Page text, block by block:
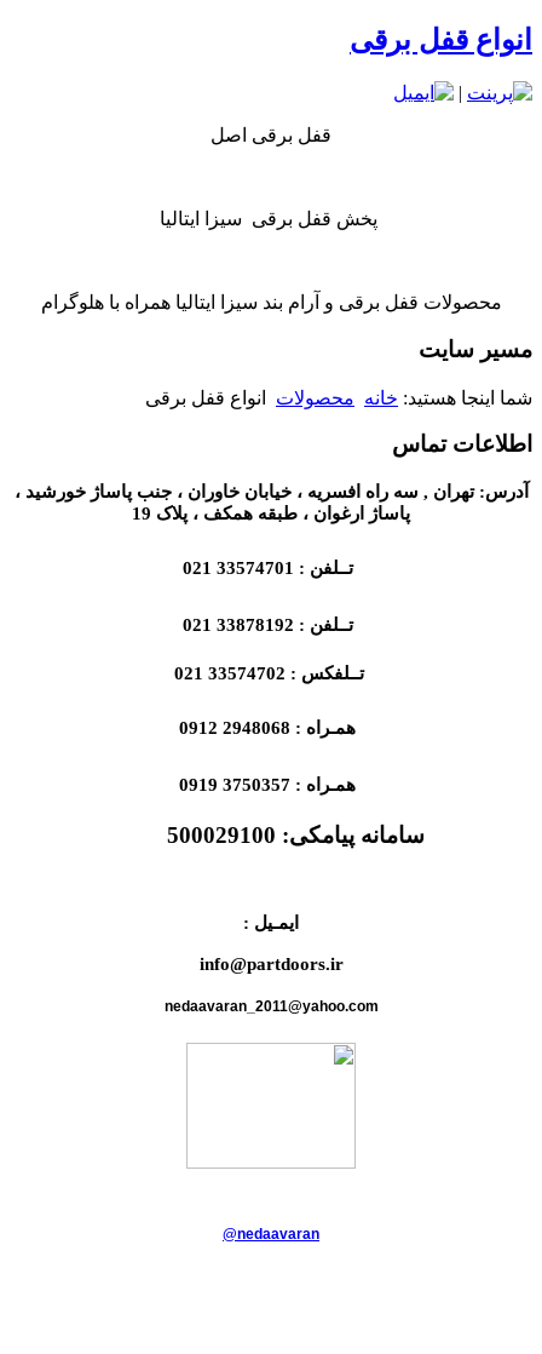
انواع قفل برقی
|
قفل برقی اصل
پخش قفل برقی سیزا ایتالیا
محصولات قفل برقی و آرام بند سیزا ایتالیا همراه با هلوگرام
مسیر سایت
شما اینجا هستید: خانه محصولات انواع قفل برقی
اطلاعات تماس
آدرس: تهران , سه راه افسریه ، خیابان خاوران ، جنب پاساژ خورشید ،
پاساژ ارغوان ، طبقه همکف ، پلاک 19
تــلفن : 33574701 021
تــلفن : 33878192 021
تــلفکس : 33574702 021
همـراه : 2948068 0912
همـراه : 3750357 0919
سامانه پیامکی: 500029100
ایمـیل :
info@partdoors.ir
nedaavaran_2011@yahoo.com
@nedaavaran